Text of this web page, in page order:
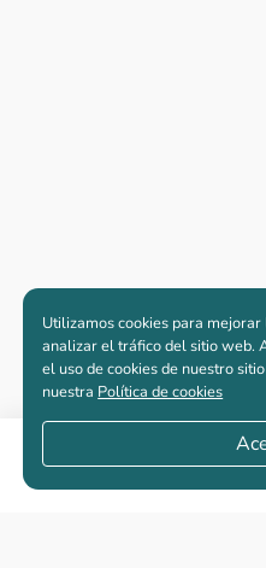
Compartir
Apartamentos nuevos
Utilizamos cookies para
analizar el tráfico del sitio web.
el uso de cookies de nuestro
nuestra Política de cookies